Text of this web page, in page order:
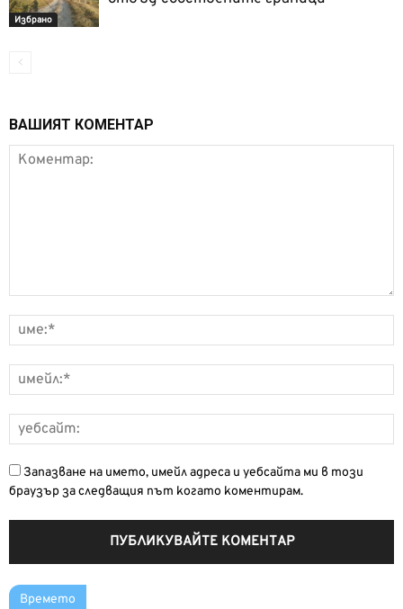
Избрано
ВАШИЯТ КОМЕНТАР
Запазване на името, имейл адреса и уебсайта ми в този
браузър за следващия път когато коментирам.
Времето